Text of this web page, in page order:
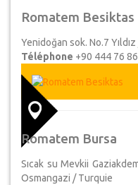
Romatem Besiktas
Yenidoğan sok. No.7
Téléphone +90 444 76 86
Romatem Bursa
Sıcak su Mevkii
Osmangazi / Turquie